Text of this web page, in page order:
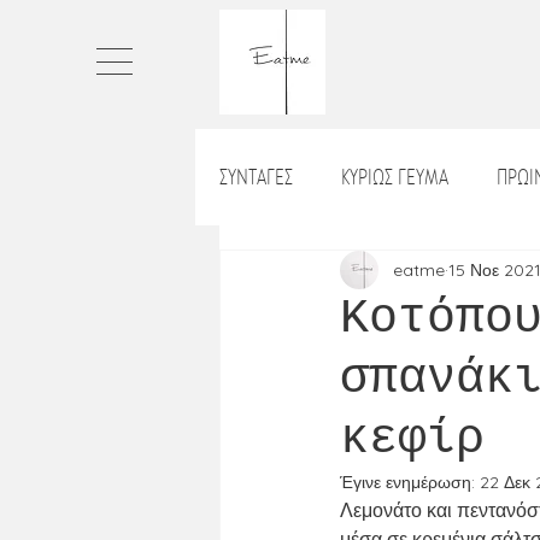
ΣΥΝΤΑΓΕΣ ΚΥΡΙΩΣ ΓΕΥΜΑ
ΤΑΡΤΕΣ ΨΩΜΙ
ΡΥΖΙ_ΡΙΖΟΤΟ ΒΡΑΔΙΝΟ
ΝΗΣΤΙΣΙΜΑ
κεφίρ
eatme15 Νοε 2021
Έγινε ενημέρωση: 22 Δεκ
Λεμονάτο και